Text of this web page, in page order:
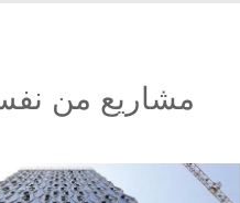
مشاريع من